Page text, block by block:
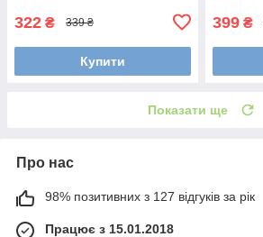
322 ₴ 339 ₴
Купити
399 ₴
Показати ще
Про нас
98% позитивних з 127 відгуків за рік
Працює з 15.01.2018